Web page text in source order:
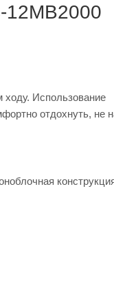
12MB2000
ходу. Использование
отдохнуть, не